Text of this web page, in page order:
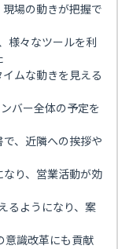
場の動きが把握で
様々なツールを利
ムな動きを見える
バー全体の予定を
、近隣への挨拶や
り、営業活動が効
るようになり、案
意識改革にも貢献